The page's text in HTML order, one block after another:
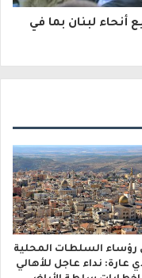
لبنان بما في
رؤساء السلطات المحلية
عارة: نداء عاجل للأهالي